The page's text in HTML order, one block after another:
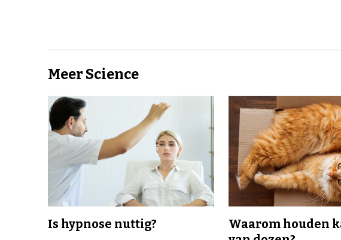
Meer Science
Is hypnose nuttig?
Waarom houden